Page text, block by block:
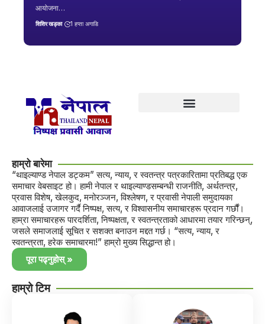
आयोजना…
शिशिर खड्का 1 हप्ता अगाडि
हाम्रो बारेमा
“थाइल्याण्ड नेपाल डट्कम” सत्य, न्याय, र स्वतन्त्र पत्रकारितामा प्रतिबद्ध एक
समाचार वेबसाइट हो। हामी नेपाल र थाइल्याण्डसम्बन्धी राजनीति, अर्थतन्त्र,
प्रवास विशेष, खेलकुद, मनोरञ्जन, विश्लेषण, र प्रवासी नेपाली समुदायका
आवाजलाई उजागर गर्दै निष्पक्ष, सत्य, र विश्वासनीय समाचारहरू प्रदान गर्छौं।
हाम्रा समाचारहरू पारदर्शिता, निष्पक्षता, र स्वतन्त्रताको आधारमा तयार गरिन्छन्,
जसले समाजलाई सूचित र सशक्त बनाउन मद्दत गर्छ। “सत्य, न्याय, र
स्वतन्त्रता, हरेक समाचारमा!” हाम्रो मुख्य सिद्धान्त हो।
पूरा पढ्नुहोस् »
हाम्रो टिम